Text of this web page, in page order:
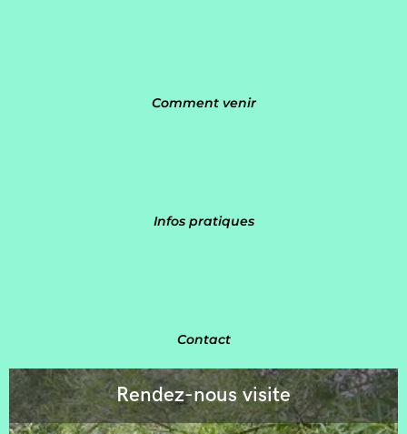
Comment venir
Infos pratiques
Contact